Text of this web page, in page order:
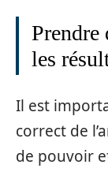
Prendre
les
Il est
correct de
de pouvoir